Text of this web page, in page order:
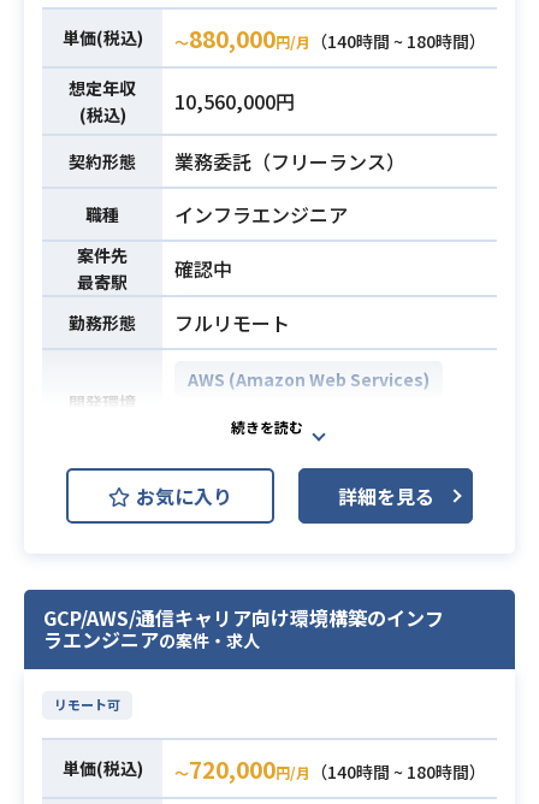
業務内容
デプロイ検証フローの自動化やロー
ドマップの策定まで幅広くご対応い
ただく予定です。
下記の業務を担っていただく想定で
す。
・テスト自動化基盤の設計・構築
（既存Spring Bootアプリへの統合テ
スト導入）
・CI/CDパイプライン（CodePipelin
e/CodeBuild/CodeDeploy）の改
善・拡張
・ステージング環境でのデプロイ検
証フローの自動化
・CloudFormationテンプレートの保
守・リファクタリング
計
・上記を実現するためのロードマッ
プ策定および自律的な推進
・AWSでの開発・構築実務経験（3年
以上）
単価(税込) 〜880,000円/月
（140時間 ~ 180時間）
想定年収
(税込)
10,560,000円
契約形態 業務委託（フリーランス）
職種 インフラエンジニア
案件先
最寄駅
確認中
勤務形態 フルリモート
開発環境
AWS (Amazon Web Services)
AWS ECS
Webサービス企業にて主にAWSを利
用したコンテナインフラの構築、
運用コスト、セキュリティ、利便性
のバランスを見極めた技術的意思決
定を主導するほか、
下記の業務を担っていただく想定で
お気に入り 詳細を見る
GCP/AWS/通信キャリア向け環境構築のインフ
ラエンジニアの案件・求人
リモート可
単価(税込) 〜720,000円/月
（140時間 ~ 180時間）